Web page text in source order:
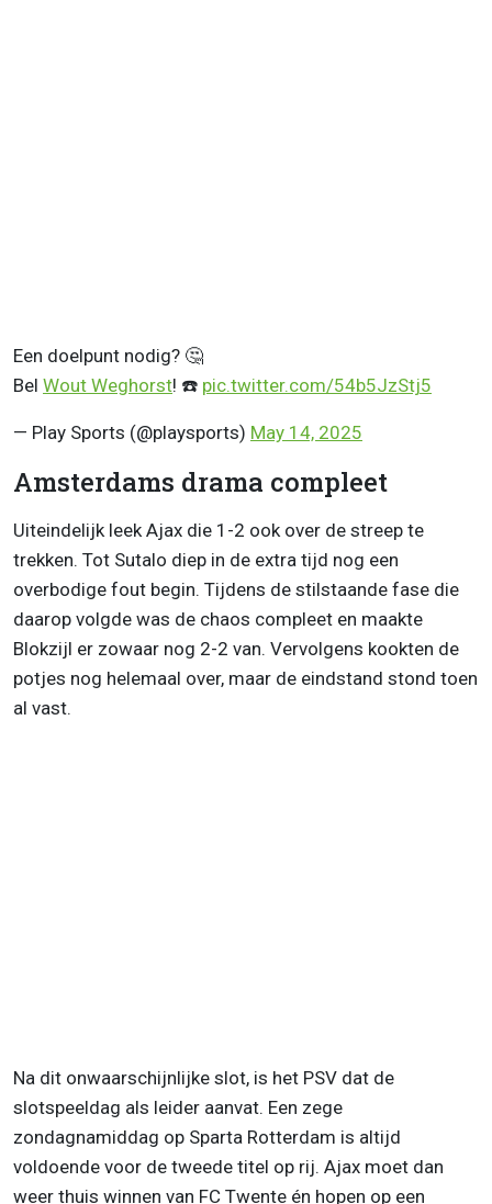
Een doelpunt nodig? 🤔
Bel Wout Weghorst! ☎️ pic.twitter.com/54b5JzStj5
— Play Sports (@playsports) May 14, 2025
Amsterdams drama compleet
Uiteindelijk leek Ajax die 1-2 ook over de streep te
trekken. Tot Sutalo diep in de extra tijd nog een
overbodige fout begin. Tijdens de stilstaande fase die
daarop volgde was de chaos compleet en maakte
Blokzijl er zowaar nog 2-2 van. Vervolgens kookten de
potjes nog helemaal over, maar de eindstand stond toen
al vast.
Na dit onwaarschijnlijke slot, is het PSV dat de
slotspeeldag als leider aanvat. Een zege
zondagnamiddag op Sparta Rotterdam is altijd
voldoende voor de tweede titel op rij. Ajax moet dan
weer thuis winnen van FC Twente én hopen op een